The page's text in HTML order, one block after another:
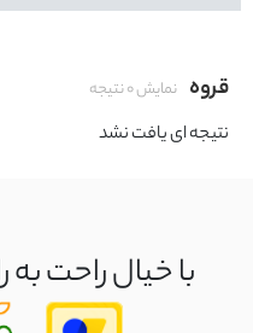
قروه نمایش۰نتیجه
نتیجه ای یافت نشد
با خیال راحت